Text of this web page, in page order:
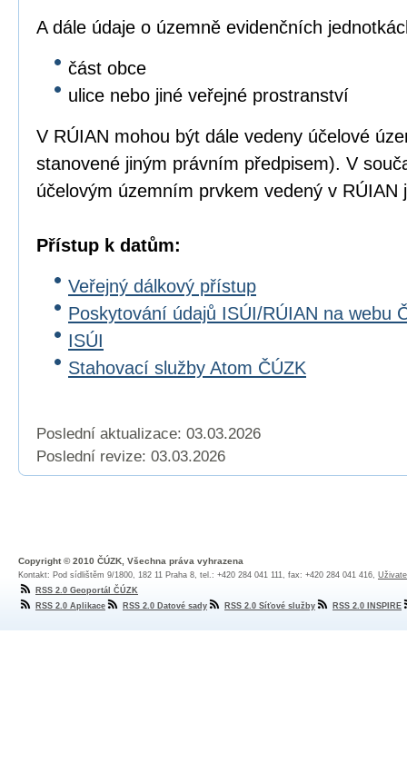
A dále údaje o územně evidenčních
část obce
ulice nebo jiné veřejné prostranství
V RÚIAN mohou být dále vedeny účelové
stanovené jiným právním předpisem). V
účelovým územním prvkem vedený v RÚIAN
Přístup k datům:
Veřejný dálkový přístup
Poskytování údajů ISÚI/RÚIAN na webu
ISÚI
Stahovací služby Atom ČÚZK
Poslední aktualizace: 03.03.2026
Poslední revize: 03.03.2026
Copyright © 2010 ČÚZK, Všechna práva vyhrazena
Kontakt: Pod sídlištěm 9/1800, 182 11 Praha 8, tel.: +420 284 041 111, fax: +420 284 041 416,
RSS 2.0 Geoportál ČÚZK
RSS 2.0 Aplikace
RSS 2.0 Datové sady RSS 2.0 Síťové služby RSS 2.0 INSPIRE